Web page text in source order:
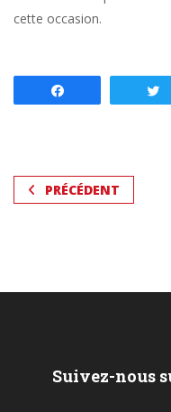
cette occasion.
PRÉCÉDENT
Suivez-nous